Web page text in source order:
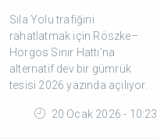
Sıla Yolu trafiğini
rahatlatmak için Röszke–
Horgos Sınır Hattı’na
alternatif dev bir gümrük
tesisi 2026 yazında açılıyor.
20 Ocak 2026 - 10:23